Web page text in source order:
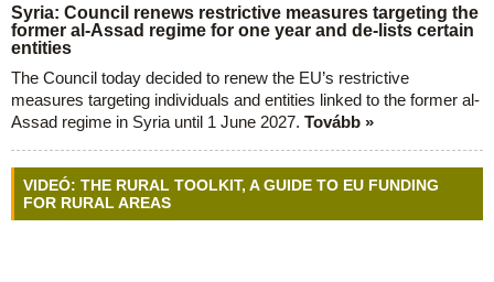
Syria: Council renews restrictive measures targeting the
former al-Assad regime for one year and de-lists certain
entities
The Council today decided to renew the EU’s restrictive
measures targeting individuals and entities linked to the former al-
Assad regime in Syria until 1 June 2027. Tovább »
VIDEÓ: THE RURAL TOOLKIT, A GUIDE TO EU FUNDING
FOR RURAL AREAS